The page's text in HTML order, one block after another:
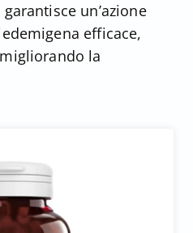
un’azione
efficace,
la